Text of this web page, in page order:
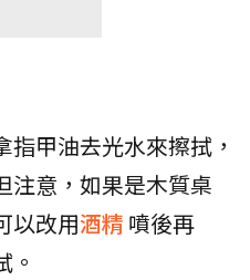
甲油去光水來擦拭，
注意，如果是木質桌
以改用酒精 噴後再
。